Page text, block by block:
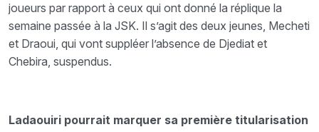
joueurs par rapport à ceux qui ont donné la réplique la
semaine passée à la JSK. Il s’agit des deux jeunes, Mecheti
et Draoui, qui vont suppléer l’absence de Djediat et
Chebira, suspendus.
Ladaouiri pourrait marquer sa première titularisation